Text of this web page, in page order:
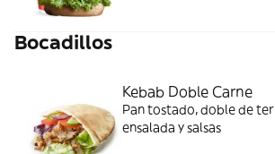
Bocadillos
Kebab Doble Carne
Pan tostado, doble de
ensalada y salsas